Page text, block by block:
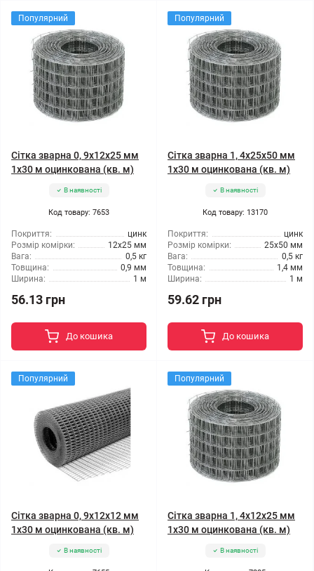
Популярний
Сітка зварна 0, 9x12x25 мм
1x30 м оцинкована (кв. м)
В наявності
Код товару: 7653
Покриття:
цинк
Розмір комірки:
12x25 мм
Вага:
0,5 кг
Товщина:
0,9 мм
Ширина:
1 м
56.13 грн
До кошика
Популярний
Сітка зварна 1, 4x25x50 мм
1x30 м оцинкована (кв. м)
В наявності
Код товару: 13170
Покриття:
цинк
Розмір комірки:
25x50 мм
Вага:
0,5 кг
Товщина:
1,4 мм
Ширина:
1 м
59.62 грн
До кошика
Популярний
Сітка зварна 0, 9x12x12 мм
1x30 м оцинкована (кв. м)
В наявності
Популярний
Сітка зварна 1, 4x12x25 мм
1x30 м оцинкована (кв. м)
В наявності